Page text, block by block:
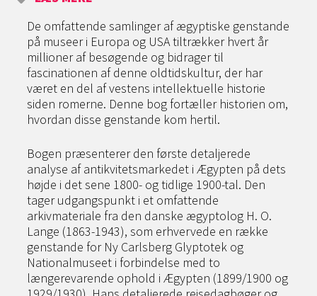
De omfattende samlinger af ægyptiske genstande
på museer i Europa og USA tiltrækker hvert år
millioner af besøgende og bidrager til
fascinationen af denne oldtidskultur, der har
været en del af vestens intellektuelle historie
siden romerne. Denne bog fortæller historien om,
hvordan disse genstande kom hertil.
Bogen præsenterer den første detaljerede
analyse af antikvitetsmarkedet i Ægypten på dets
højde i det sene 1800- og tidlige 1900-tal. Den
tager udgangspunkt i et omfattende
arkivmateriale fra den danske ægyptolog H. O.
Lange (1863-1943), som erhvervede en række
genstande for Ny Carlsberg Glyptotek og
Nationalmuseet i forbindelse med to
længerevarende ophold i Ægypten (1899/1900 og